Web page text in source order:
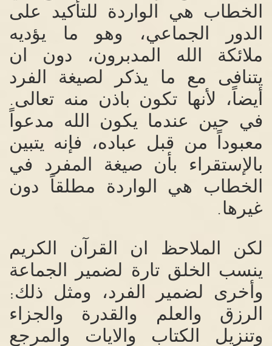
الخطاب هي الواردة للتأكيد على
الدور الجماعي، وهو ما يؤديه
ملائكة الله المدبرون، دون ان
يتنافى مع ما يذكر لصيغة الفرد
أيضاً، لأنها تكون باذن منه تعالى.
في حين عندما يكون الله مدعواً
معبوداً من قبل عباده، فإنه يتبين
بالإستقراء بأن صيغة المفرد في
الخطاب هي الواردة مطلقاً دون
غيرها.
لكن الملاحظ ان القرآن الكريم
ينسب الخلق تارة لضمير الجماعة
وأخرى لضمير الفرد، ومثل ذلك:
الرزق والعلم والقدرة والجزاء
وتنزيل الكتاب والايات والمرجع